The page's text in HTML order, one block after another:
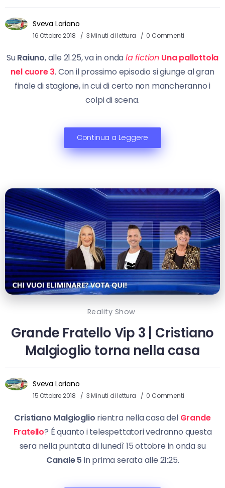
Sveva Loriano
16 Ottobre 2018 3 Minuti di lettura 0 Commenti
SuRaiuno, alle 21.25, va in ondala fiction Una pallottola
nel cuore 3. Con il prossimo episodio si giunge al gran
finale di stagione, in cui di certo non mancheranno i
colpi di scena.
Continua a Leggere
Reality Show
Grande Fratello Vip 3 | Cristiano
Malgioglio torna nella casa
Sveva Loriano
15 Ottobre 2018 3 Minuti di lettura 0 Commenti
Cristiano Malgioglio rientra nella casa del Grande
Fratello? É quanto i telespettatori vedranno questa
sera nella puntata di lunedì 15 ottobre in onda su
Canale 5 in prima serata alle 21:25.